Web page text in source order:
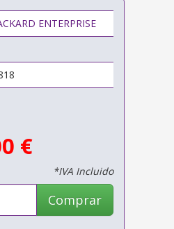
ENTERPRISE
€
*IVA Incluido
Comprar